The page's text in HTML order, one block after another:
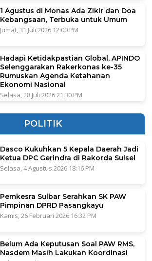
1 Agustus di Monas Ada Zikir dan Doa
Kebangsaan, Terbuka untuk Umum
Jumat, 31 Juli 2026 12:00 PM
Hadapi Ketidakpastian Global, APINDO
Selenggarakan Rakerkonas ke-35
Rumuskan Agenda Ketahanan
Ekonomi Nasional
Selasa, 28 Juli 2026 21:30 PM
POLITIK
Dasco Kukuhkan 5 Kepala Daerah Jadi
Ketua DPC Gerindra di Rakorda Sulsel
Selasa, 4 Agustus 2026 18:16 PM
Pemkesra Sulbar Serahkan SK PAW
Pimpinan DPRD Pasangkayu
Kamis, 26 Februari 2026 16:32 PM
Belum Ada Keputusan Soal PAW RMS,
Nasdem Masih Lakukan Koordinasi